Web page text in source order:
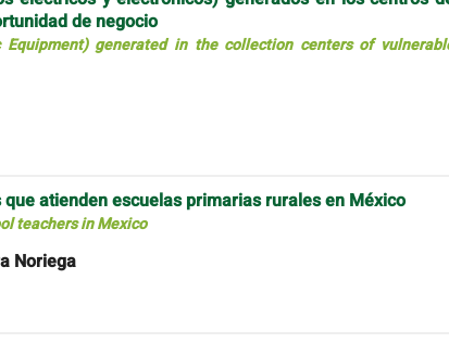
de negocio
generated in the collection centers of
atienden escuelas primarias rurales en México
teachers in Mexico
Noriega